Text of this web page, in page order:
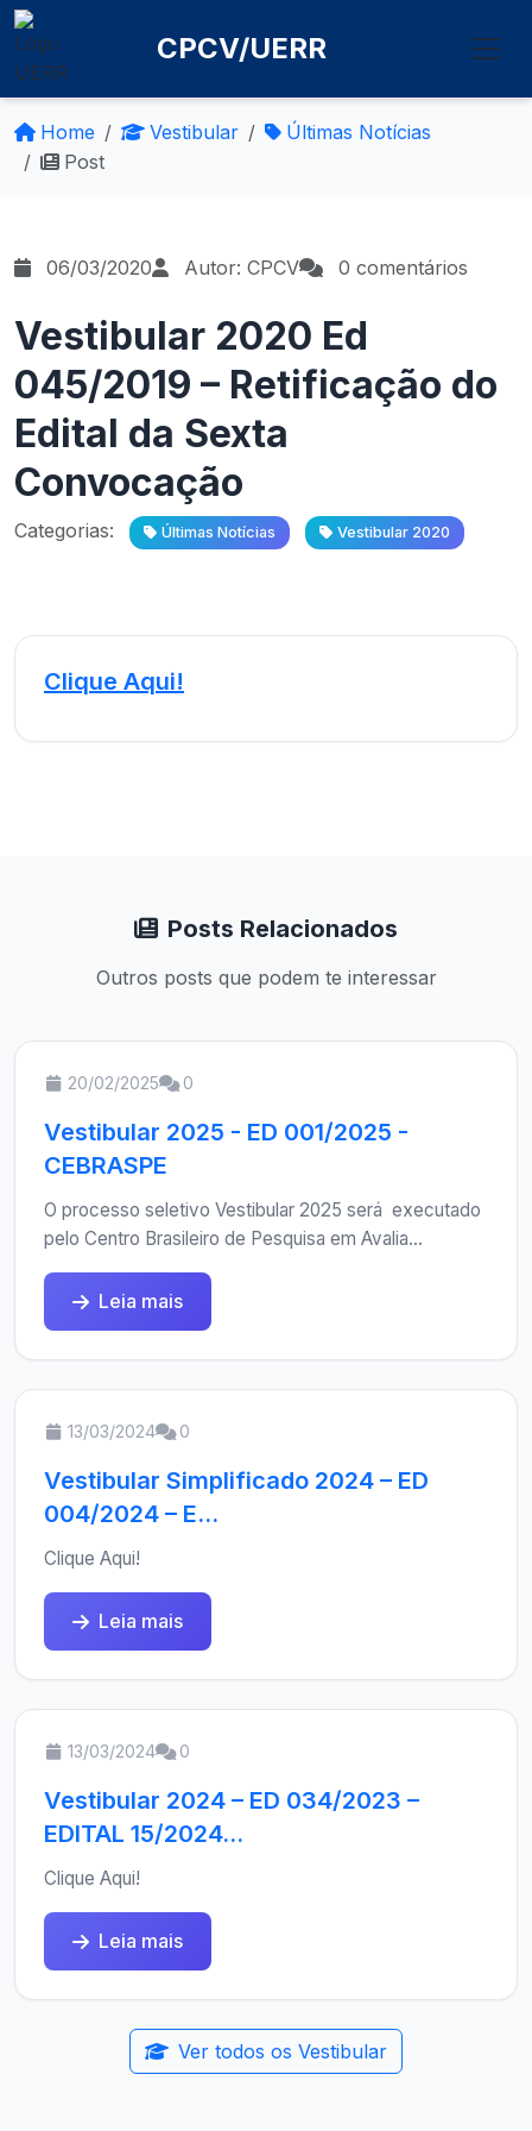
CPCV/UERR
Home Vestibular
Últimas Notícias
Post
06/03/2020 Autor: CPCV 0 comentários
Vestibular 2020 Ed
045/2019 – Retificação do
Edital da Sexta
Convocação
Categorias: Últimas Notícias Vestibular 2020
Clique Aqui!
Posts Relacionados
Outros posts que podem te interessar
20/02/2025 0
Vestibular 2025 - ED 001/2025 -
CEBRASPE
O processo seletivo Vestibular 2025 será executado
pelo Centro Brasileiro de Pesquisa em Avalia...
Leia mais
13/03/2024 0
Vestibular Simplificado 2024 – ED
004/2024 – E...
Clique Aqui!
Leia mais
13/03/2024 0
Vestibular 2024 – ED 034/2023 –
EDITAL 15/2024...
Clique Aqui!
Leia mais
Ver todos os Vestibular